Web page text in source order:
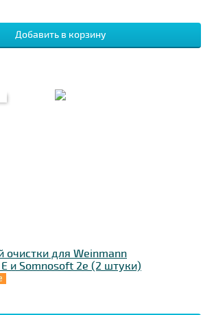
очистки для Weinmann
и Somnosoft 2e (2 штуки)